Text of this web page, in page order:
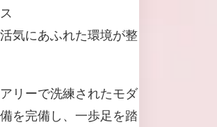
気にあふれた環境が整
リーで洗練されたモダ
を完備し、一歩足を踏